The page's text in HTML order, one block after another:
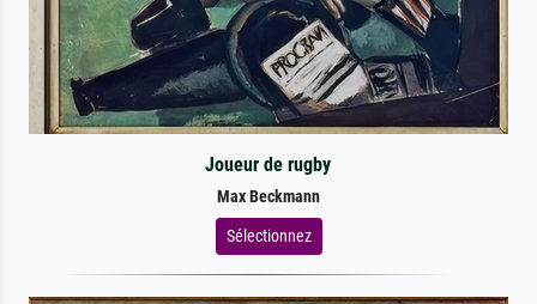
Joueur de rugby
Max Beckmann
Sélectionnez